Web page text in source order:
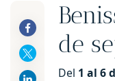
de
Del 1 al 6